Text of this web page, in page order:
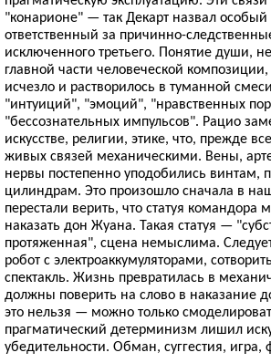
"конарионе" — так Декарт назвал особый
ответственный за причинно-
исключенного третьего. Понятие души,
главной части человеческой
исчезло и растворилось в туманной
"интуиций", "эмоций", "нравственных
"бессознательных импульсов". Рацио
искусстве, религии, этике, что, прежде
живых связей механическими. Вены,
нервы постепенно уподобились винтам,
цилиндрам. Это произошло сначала в
перестали верить, что статуя командора
наказать дон Жуана. Такая статуя —
протяженная", сцена немыслима.
робот с электроаккумуляторами,
спектакль. Жизнь превратилась в
должны поверить на слово в наказание
это нельзя — можно только
прагматический детерминизм лишил
убедительности. Обман, суггестия, игра,